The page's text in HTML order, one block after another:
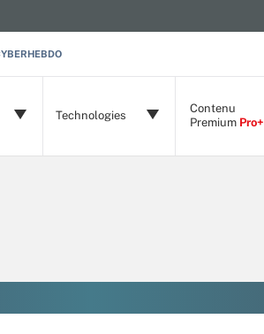
Technologies
Contenu
Premium Pro+